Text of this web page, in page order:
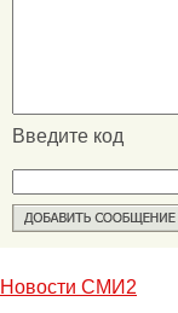
Введите код
Новости СМИ2